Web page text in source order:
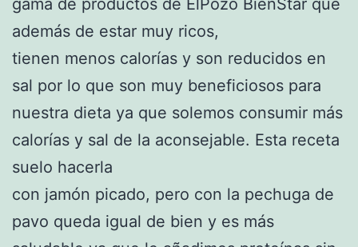
gama de productos de ElPozo BienStar que
además de estar muy ricos,
tienen menos calorías y son reducidos en
sal por lo que son muy beneficiosos para
nuestra dieta ya que solemos consumir más
calorías y sal de la aconsejable. Esta receta
suelo hacerla
con jamón picado, pero con la pechuga de
pavo queda igual de bien y es más